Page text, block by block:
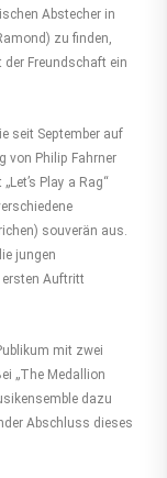
Abstecher in
zu finden,
Freundschaft ein
seit September auf
von Philip Fahrner
Play a Rag“
souverän aus.
jungen
Auftritt
mit zwei
„The Medallion
dazu
Abschluss dieses